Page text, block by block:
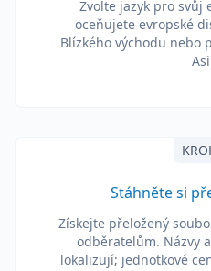
Zvolte jazyk pro
oceňujete evropské
Blízkého východu nebo
Stáhněte si
Získejte přeložený
odběratelům. Názvy
lokalizují; jednotkové